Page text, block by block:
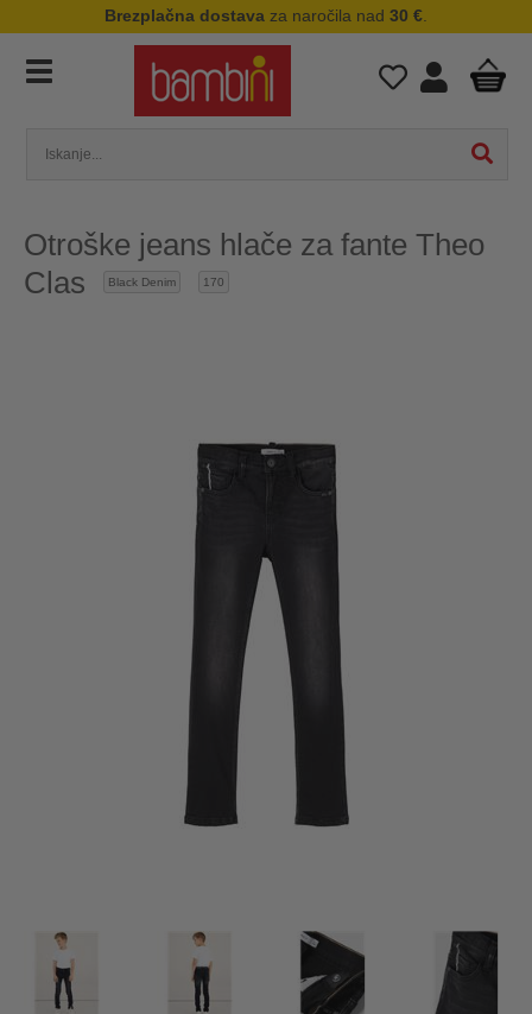
Brezplačna dostava za naročila nad 30 €
Otroške jeans hlače za fante Theo
Clas
Black Denim 170